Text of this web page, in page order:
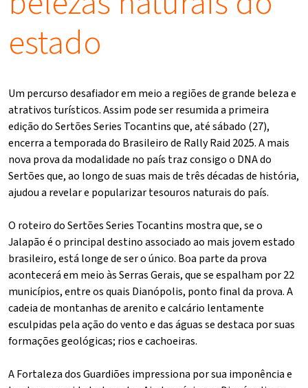
estado
Um percurso desafiador em meio a regiões de grande beleza e
atrativos turísticos. Assim pode ser resumida a primeira
edição do Sertões Series Tocantins que, até sábado (27),
encerra a temporada do Brasileiro de Rally Raid 2025. A mais
nova prova da modalidade no país traz consigo o DNA do
Sertões que, ao longo de suas mais de três décadas de história,
ajudou a revelar e popularizar tesouros naturais do país.
O roteiro do Sertões Series Tocantins mostra que, se o
Jalapão é o principal destino associado ao mais jovem estado
brasileiro, está longe de ser o único. Boa parte da prova
acontecerá em meio às Serras Gerais, que se espalham por 22
municípios, entre os quais Dianópolis, ponto final da prova. A
cadeia de montanhas de arenito e calcário lentamente
esculpidas pela ação do vento e das águas se destaca por suas
formações geológicas; rios e cachoeiras.
A Fortaleza dos Guardiões impressiona por sua imponência e